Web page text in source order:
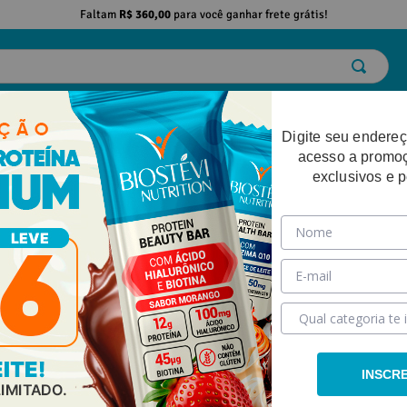
Faltam R$ 360,00para você ganhar frete grátis!
EMAGRECIMENTO DESEMPENHO FÍSICO
Digite seu
acesso a
exclusivos e